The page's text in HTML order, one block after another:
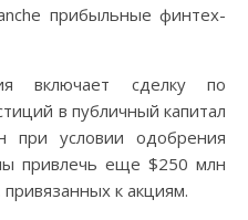
прибыльные финтех-
включает сделку по
в публичный капитал
при условии одобрения
привлечь еще $250 млн
к акциям.